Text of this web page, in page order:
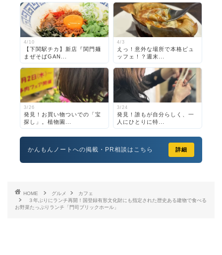
4/10
【下関駅チカ】新店『関門麺
まぜそばGAN...
4/3
えっ！意外な場所で本格ビュ
ッフェ！？週末...
3/26
発見！お買い物ついでの「宝
探し」。植物園...
3/24
発見！誰もが自分らしく、一
人にひとりに特...
かんもんノートへの掲載・PR相談はこちら 詳細
HOME グルメ
カフェ
３年ぶりにランチ再開！国登録有形文化財にも指定された歴史ある建物で食べる
お野菜たっぷりランチ「門司ブリックホール」